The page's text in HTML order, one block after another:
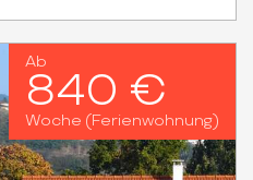
Ab
840 €
Woche (Ferienwohnung)